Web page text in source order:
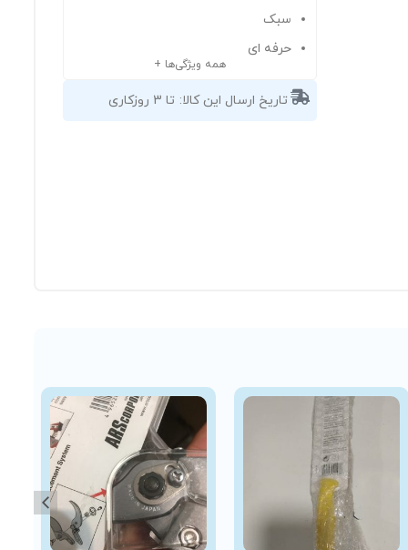
سبک
حرفه ای
همه ویژگی‌ها +
تاریخ ارسال این کالا: تا 3 روزکاری